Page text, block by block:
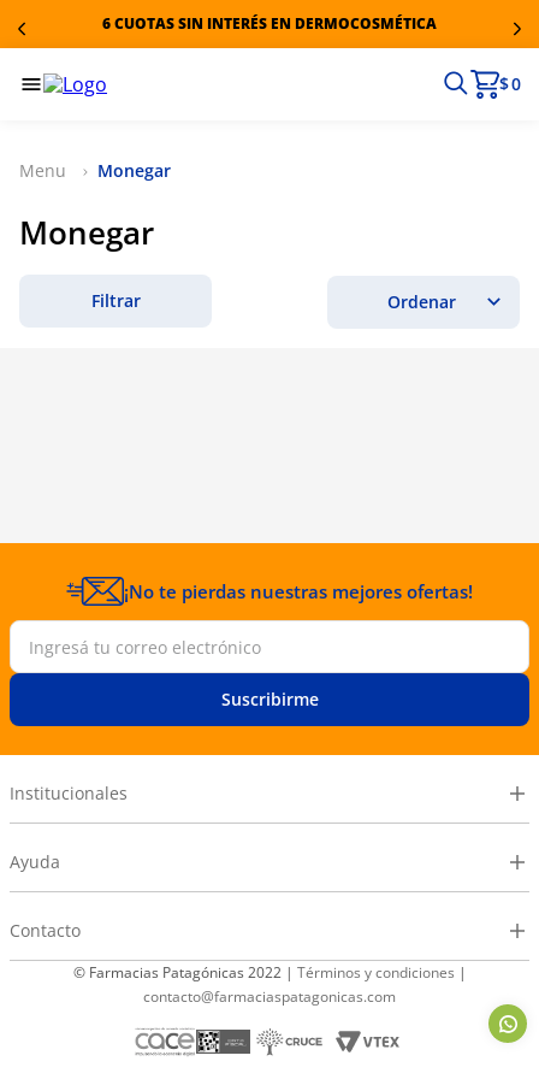
6 CUOTAS SIN INTERÉS EN DERMOCOSMÉTICA
$ 0
Monegar
Monegar
Filtrar
¡No te pierdas nuestras mejores ofertas!
Suscribirme
Institucionales
Ayuda
Contacto
© Farmacias Patagónicas 2022 | Términos y condiciones |
contacto@farmaciaspatagonicas.com